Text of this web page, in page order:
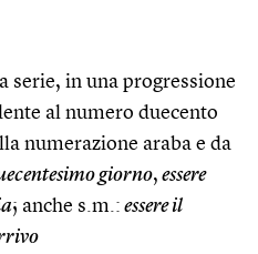
serie, in una progressione
al numero duecento
numerazione araba e da
giorno, essere
; anche s.m.: essere il